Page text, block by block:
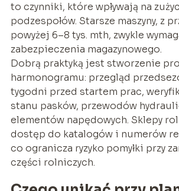
to czynniki, które wpływają na
podzespołów. Starsze maszyny, z
powyżej 6–8 tys. mth, zwykle
zabezpieczenia magazynowego.
Dobrą praktyką jest stworzenie
harmonogramu: przegląd
tygodni przed startem prac,
stanu pasków, przewodów
elementów napędowych. Sklepy
dostęp do katalogów i numerów
co ogranicza ryzyko pomyłki przy
części rolniczych.